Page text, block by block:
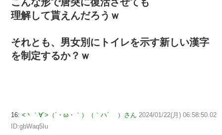
理解して貰えんだろうｗ
それとも、男女別にトイレを示す新しい漢字
を制定するか？ｗ
16: <丶｀∀´>（´・ω・｀）（｀ハ´ ）さん 2024/01/22(月) 06:58:50.02
ID:gbWaq5Iu